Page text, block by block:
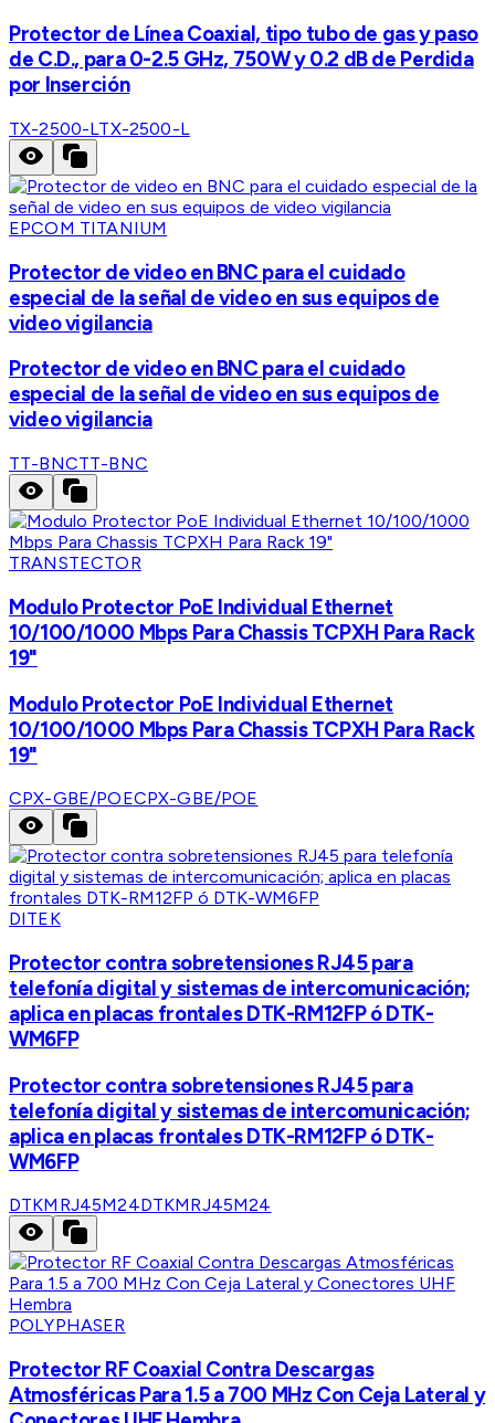
Protector de Línea Coaxial, tipo tubo de gas y paso
de C.D., para 0-2.5 GHz, 750W y 0.2 dB de Perdida
por Inserción
TX-2500-LTX-2500-L
EPCOM TITANIUM
Protector de video en BNC para el cuidado
especial de la señal de video en sus equipos de
video vigilancia
Protector de video en BNC para el cuidado
especial de la señal de video en sus equipos de
video vigilancia
TT-BNCTT-BNC
TRANSTECTOR
Modulo Protector PoE Individual Ethernet
10/100/1000 Mbps Para Chassis TCPXH Para Rack
19"
Modulo Protector PoE Individual Ethernet
10/100/1000 Mbps Para Chassis TCPXH Para Rack
19"
CPX-GBE/POECPX-GBE/POE
DITEK
Protector contra sobretensiones RJ45 para
telefonía digital y sistemas de intercomunicación;
aplica en placas frontales DTK-RM12FP ó DTK-
WM6FP
Protector contra sobretensiones RJ45 para
telefonía digital y sistemas de intercomunicación;
aplica en placas frontales DTK-RM12FP ó DTK-
WM6FP
DTKMRJ45M24DTKMRJ45M24
POLYPHASER
Protector RF Coaxial Contra Descargas
Atmosféricas Para 1.5 a 700 MHz Con Ceja Lateral y